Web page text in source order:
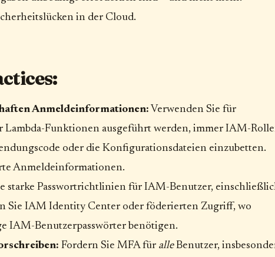
in der Cloud.
Anmeldeinformationen: Verwenden Sie für
Funktionen ausgeführt werden, immer IAM-
oder die Konfigurationsdateien einzubetten.
Anmeldeinformationen.
starke Passwortrichtlinien für IAM-Benutzer,
Sie IAM Identity Center oder föderierten Zugriff, wo
IAM-Benutzerpasswörter benötigen.
Fordern Sie MFA für alleBenutzer,